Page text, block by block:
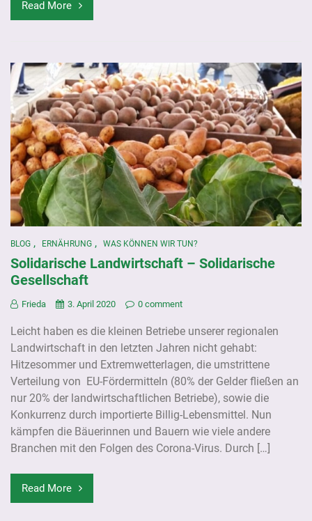
Read More
BLOG , ERNÄHRUNG , WAS KÖNNEN WIR TUN?
Solidarische Landwirtschaft – Solidarische
Gesellschaft
Frieda 3. April 2020 0 comment
Leicht haben es die kleinen Betriebe unserer regionalen
Landwirtschaft in den letzten Jahren nicht gehabt:
Hitzesommer und Extremwetterlagen, die umstrittene
Verteilung von EU-Fördermitteln (80% der Gelder fließen an
nur 20% der landwirtschaftlichen Betriebe), sowie die
Konkurrenz durch importierte Billig-Lebensmittel. Nun
kämpfen die Bäuerinnen und Bauern wie viele andere
Branchen mit den Folgen des Corona-Virus. Durch […]
Read More